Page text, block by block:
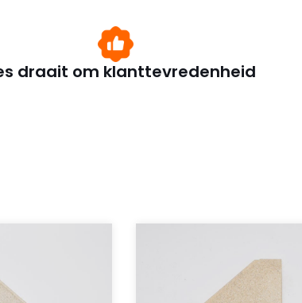
draait om klanttevredenheid